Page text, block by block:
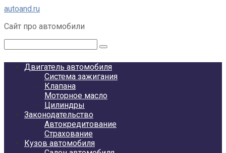
Перейти
контенту
autoand.ru
Сайт про автомобили
Двигатель автомобиля
Система зажигания
Клапана
Моторное масло
Цилиндры
Законодательство
Автокредитование
Страхование
Кузов автомобиля